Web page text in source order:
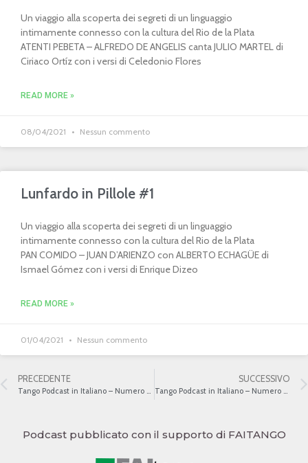
Un viaggio alla scoperta dei segreti di un linguaggio
intimamente connesso con la cultura del Rio de la Plata
ATENTI PEBETA – ALFREDO DE ANGELIS canta JULIO MARTEL di
Ciriaco Ortíz con i versi di Celedonio Flores
READ MORE »
08/04/2021 Nessun commento
Lunfardo in Pillole #1
Un viaggio alla scoperta dei segreti di un linguaggio
intimamente connesso con la cultura del Rio de la Plata
PAN COMIDO – JUAN D’ARIENZO con ALBERTO ECHAGÜE di
Ismael Gómez con i versi di Enrique Dizeo
READ MORE »
01/04/2021 Nessun commento
PRECEDENTE SUCCESSIVO
Podcast pubblicato con il supporto di FAITANGO